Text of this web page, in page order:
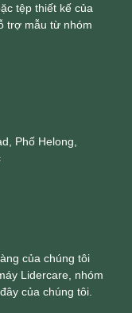
tệp thiết kế của
trợ mẫu từ nhóm
Phố Helong,
của chúng tôi
Lidercare, nhóm
của chúng tôi.